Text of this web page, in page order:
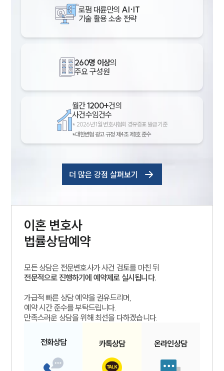
로펌 대륜만의 AI·IT
기술 활용 소송 전략
260명 이상의
주요 구성원
월간1200+건의
사건수임건수
* 2026년 1월 변호사협회 경유증표 발급 기준
*대한변협 광고 규정 제4조 제1호 준수
더 많은 강점 살펴보기
이혼 변호사
법률상담예약
모든 상담은 전문변호사가 사건 검토를 마친 뒤
전문적으로 진행하기에 예약제로 실시됩니다.
가급적 빠른 상담 예약을 권유드리며,
예약 시간 준수를 부탁드립니다.
만족스러운 상담을 위해 최선을 다하겠습니다.
전화상담 카톡상담 온라인상담